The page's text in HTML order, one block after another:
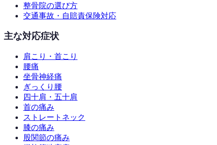
整骨院の選び方
交通事故・自賠責保険対応
主な対応症状
肩こり・首こり
腰痛
坐骨神経痛
ぎっくり腰
四十肩・五十肩
首の痛み
ストレートネック
膝の痛み
股関節の痛み